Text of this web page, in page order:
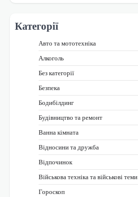
Категорії
Авто та мототехніка
Алкоголь
Без категорії
Безпека
Бодибілдинг
Будівництво та ремонт
Ванна кімната
Відносини та дружба
Відпочинок
Військова техніка та військові теми
Гороскоп